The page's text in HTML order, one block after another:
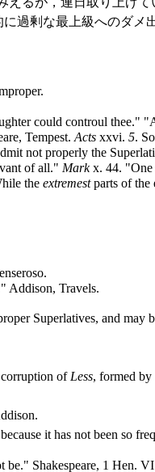
に過剰な最上級へのダメ
could controul thee."
Tempest. Acts xxvi. 5.
not properly the
of all." Markx. 44. "One
the extremestparts of the
Addison, Travels.
Superlatives, and may
corruption of Less, formed
it has not been so
be." Shakespeare, 1 Hen.